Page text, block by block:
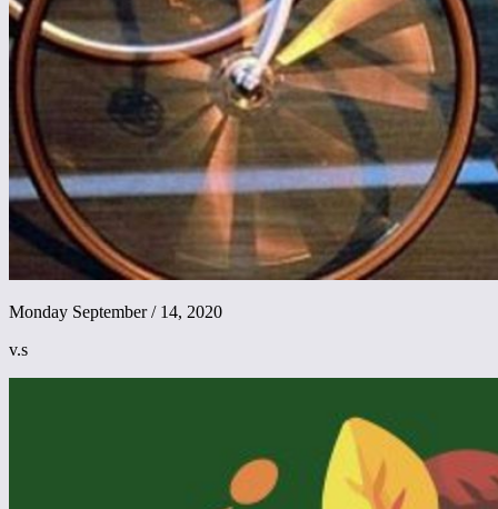
Monday September / 14, 2020
v.s